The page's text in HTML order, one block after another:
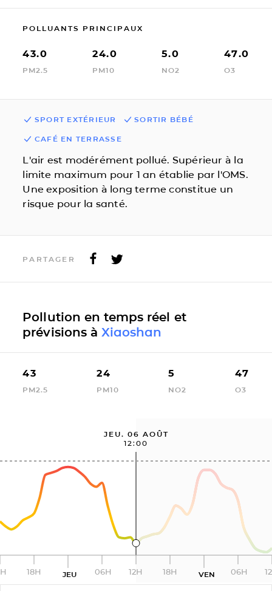
POLLUANTS PRINCIPAUX
43.0
PM2.5
24.0
PM10
5.0
NO2
47.0
O3
SPORT EXTÉRIEUR SORTIR BÉBÉ
CAFÉ EN TERRASSE
L'air est modérément pollué. Supérieur à la
limite maximum pour 1 an établie par l'OMS.
Une exposition à long terme constitue un
risque pour la santé.
PARTAGER
Pollution en temps réel et
prévisions à Xiaoshan
43
PM2.5
24
PM10
5
NO2
47
O3
JEU. 06 AOÛT
12:00
18H JEU 06H 12H 18H VEN 06H